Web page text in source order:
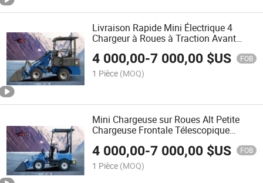
Livraison Rapide Mini Électrique 4
Chargeur à Roues à Traction Avant
Pelle Multifonctionnelle 400kg 600kg
Petites Machines de Chargement
Chargeur à Pelle Avant
4 000,00-7 000,00 $US FOB
1 Pièce (MOQ)
Mini Chargeuse sur Roues Alt Petite
Chargeuse Frontale Télescopique
Quatre Roues Motrices Électrique
Levage Hydraulique Chargeuse
4 000,00-7 000,00 $US FOB
1 Pièce (MOQ)